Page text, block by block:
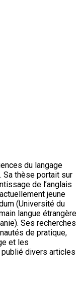
du langage
Sa thèse portait sur
de l’anglais
jeune
(Université du
langue étrangère
Ses recherches
de pratique,
et les
publié divers articles